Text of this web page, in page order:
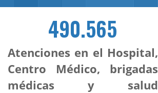
490.565
Atenciones en el Hospital,
Centro Médico, brigadas
médicas y salud